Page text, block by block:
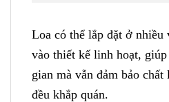
Loa có thể lắp đặt ở
vào thiết kế linh hoạt,
gian mà vẫn đảm bảo
đều khắp quán.